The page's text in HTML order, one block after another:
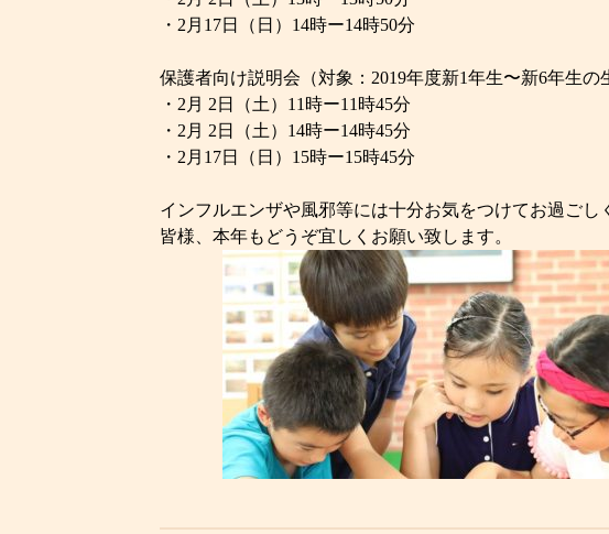
・2月17日（日）14時ー14時50分
保護者向け説明会（対象：2019年度新1年生〜新6年生の
・2月 2日（土）11時ー11時45分
・2月 2日（土）14時ー14時45分
・2月17日（日）15時ー15時45分
インフルエンザや風邪等には十分お気をつけてお過ごし
皆様、本年もどうぞ宜しくお願い致します。